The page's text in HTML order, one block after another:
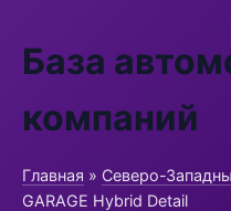
База
компаний
Главная » Северо-
GARAGE Hybrid Detail